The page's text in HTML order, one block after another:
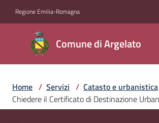
Regione Emilia-Romagna
Comune di Argelato
Comune
di
Argelato
Amministrazione
Home / Servizi / Catasto e urbanistica
Chiedere il Certificato di Destinazione